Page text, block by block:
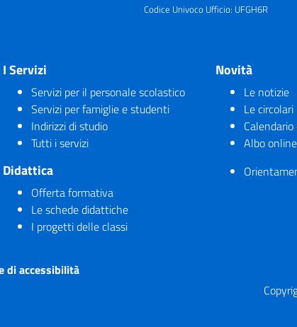
Codice Univoco Ufficio: UFGH6R
I Servizi
Servizi per il personale scolastico
Servizi per famiglie e studenti
Indirizzi di studio
Tutti i servizi
Didattica
Offerta formativa
Le schede didattiche
I progetti delle classi
Novità
Le notizie
Le circolari
Albo online
di accessibilità